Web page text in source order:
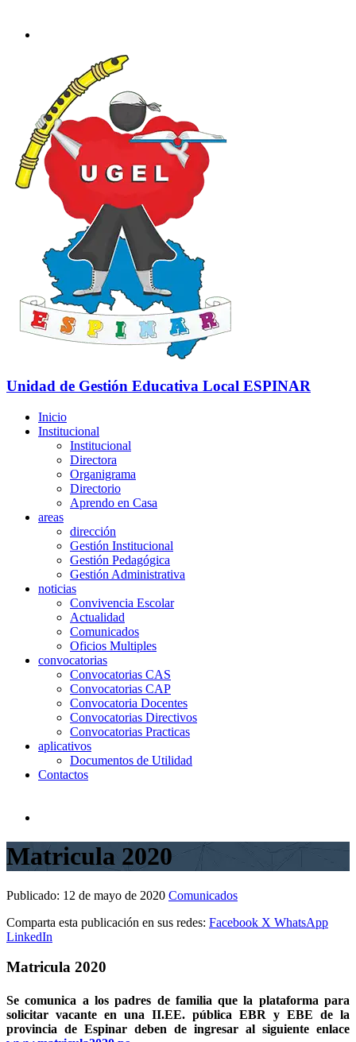
Unidad de Gestión Educativa Local ESPINAR
Inicio
Institucional
Institucional
Directora
Organigrama
Directorio
Aprendo en Casa
areas
dirección
Gestión Institucional
Gestión Pedagógica
Gestión Administrativa
noticias
Convivencia Escolar
Actualidad
Comunicados
Oficios Multiples
convocatorias
Convocatorias CAS
Convocatorias CAP
Convocatoria Docentes
Convocatorias Directivos
Convocatorias Practicas
aplicativos
Documentos de Utilidad
Contactos
Matricula 2020
Publicado: 12 de mayo de 2020 Comunicados
Comparta esta publicación en sus redes: Facebook X WhatsApp
LinkedIn
Matricula 2020
Se comunica a los padres de familia que la plataforma para
solicitar vacante en una II.EE. pública EBR y EBE de la
provincia de Espinar deben de ingresar al siguiente enlace